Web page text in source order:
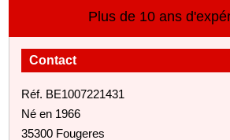
Plus de 10 ans
Contact
Réf. BE1007221431
Né en 1966
35300 Fougeres